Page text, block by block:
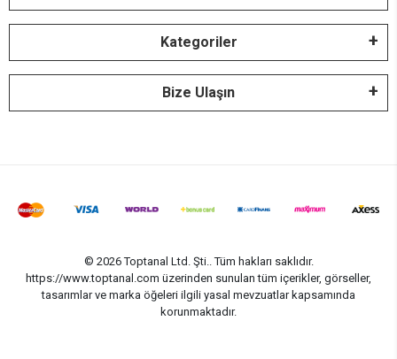
Kategoriler
Bize Ulaşın
© 2026 Toptanal Ltd. Şti.. Tüm hakları saklıdır.
https://www.toptanal.com üzerinden sunulan tüm içerikler, görseller,
tasarımlar ve marka öğeleri ilgili yasal mevzuatlar kapsamında
korunmaktadır.